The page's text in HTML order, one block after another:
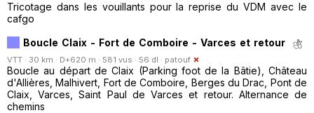
Tricotage dans les vouillants pour la reprise du VDM avec le
cafgo
Boucle Claix - Fort de Comboire - Varces et retour
VTT · 30 km · D+620 m · 581 vus · 56 dl · patouf
Boucle au départ de Claix (Parking foot de la Bâtie), Château
d'Allières, Malhivert, Fort de Comboire, Berges du Drac, Pont de
Claix, Varces, Saint Paul de Varces et retour. Alternance de
chemins